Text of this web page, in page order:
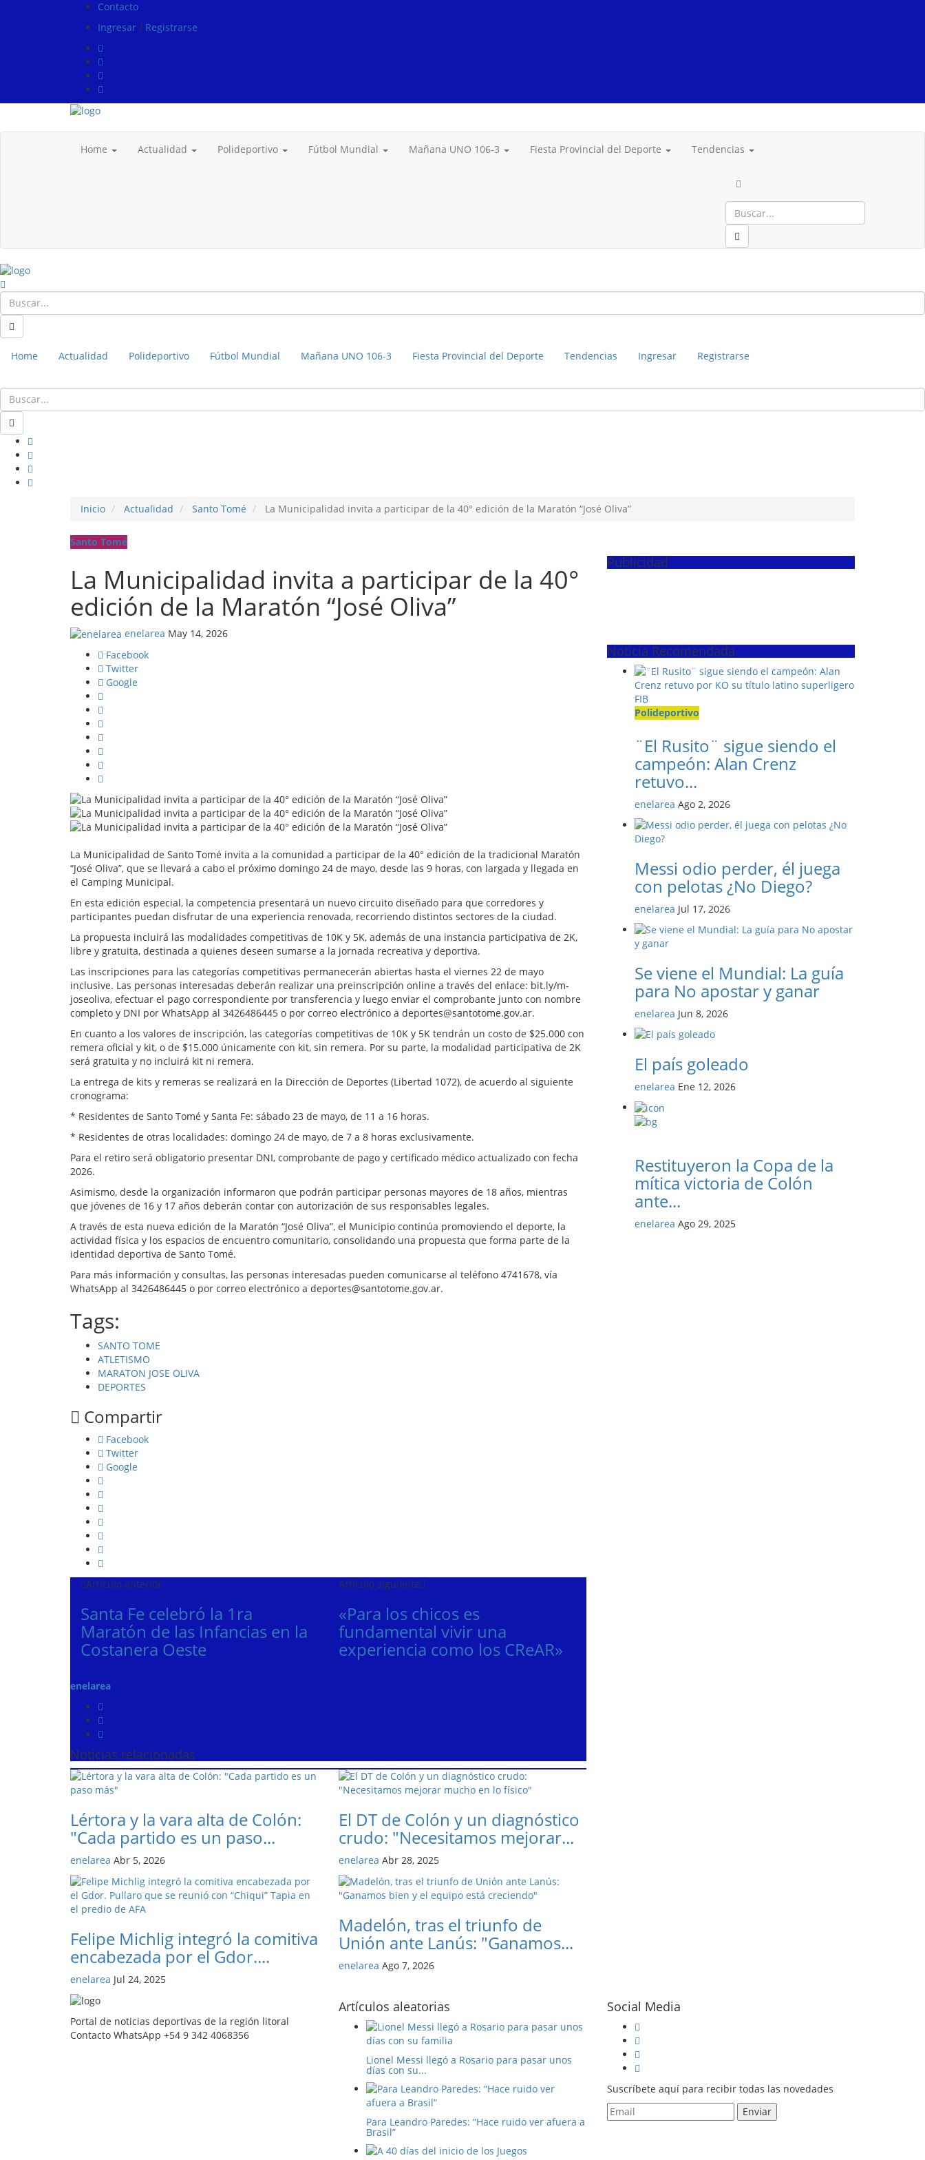
Contacto
Ingresar / Registrarse
Home Actualidad Polideportivo Fútbol Mundial Mañana UNO 106-3 Fiesta Provincial del Deporte Tendencias
Home Actualidad Polideportivo Fútbol Mundial Mañana UNO 106-3 Fiesta Provincial del Deporte Tendencias Ingresar Registrarse
Inicio Actualidad Santo Tomé La Municipalidad invita a participar de la 40° edición de la Maratón “José Oliva”
Santo Tomé
La Municipalidad invita a participar de la 40°
edición de la Maratón “José Oliva”
enelarea May 14, 2026
Facebook
Twitter
Google
La Municipalidad de Santo Tomé invita a la comunidad a participar de la 40° edición de la tradicional Maratón
“José Oliva”, que se llevará a cabo el próximo domingo 24 de mayo, desde las 9 horas, con largada y llegada en
el Camping Municipal.
En esta edición especial, la competencia presentará un nuevo circuito diseñado para que corredores y
participantes puedan disfrutar de una experiencia renovada, recorriendo distintos sectores de la ciudad.
La propuesta incluirá las modalidades competitivas de 10K y 5K, además de una instancia participativa de 2K,
libre y gratuita, destinada a quienes deseen sumarse a la jornada recreativa y deportiva.
Las inscripciones para las categorías competitivas permanecerán abiertas hasta el viernes 22 de mayo
inclusive. Las personas interesadas deberán realizar una preinscripción online a través del enlace: bit.ly/m-
joseoliva, efectuar el pago correspondiente por transferencia y luego enviar el comprobante junto con nombre
completo y DNI por WhatsApp al 3426486445 o por correo electrónico a deportes@santotome.gov.ar.
En cuanto a los valores de inscripción, las categorías competitivas de 10K y 5K tendrán un costo de $25.000 con
remera oficial y kit, o de $15.000 únicamente con kit, sin remera. Por su parte, la modalidad participativa de 2K
será gratuita y no incluirá kit ni remera.
La entrega de kits y remeras se realizará en la Dirección de Deportes (Libertad 1072), de acuerdo al siguiente
cronograma:
* Residentes de Santo Tomé y Santa Fe: sábado 23 de mayo, de 11 a 16 horas.
* Residentes de otras localidades: domingo 24 de mayo, de 7 a 8 horas exclusivamente.
Para el retiro será obligatorio presentar DNI, comprobante de pago y certificado médico actualizado con fecha
2026.
Asimismo, desde la organización informaron que podrán participar personas mayores de 18 años, mientras
que jóvenes de 16 y 17 años deberán contar con autorización de sus responsables legales.
A través de esta nueva edición de la Maratón “José Oliva”, el Municipio continúa promoviendo el deporte, la
actividad física y los espacios de encuentro comunitario, consolidando una propuesta que forma parte de la
identidad deportiva de Santo Tomé.
Para más información y consultas, las personas interesadas pueden comunicarse al teléfono 4741678, vía
WhatsApp al 3426486445 o por correo electrónico a deportes@santotome.gov.ar.
Tags:
SANTO TOME
ATLETISMO
MARATON JOSE OLIVA
DEPORTES
Compartir
Facebook
Twitter
Google
Artículo anterior
Santa Fe celebró la 1ra
Maratón de las Infancias en la
Costanera Oeste
Artículo siguiente
«Para los chicos es
fundamental vivir una
experiencia como los CReAR»
enelarea
Noticias relacionadas
Lértora y la vara alta de Colón:
"Cada partido es un paso...
enelarea Abr 5, 2026
El DT de Colón y un diagnóstico
crudo: "Necesitamos mejorar...
enelarea Abr 28, 2025
Felipe Michlig integró la comitiva
encabezada por el Gdor....
enelarea Jul 24, 2025
Madelón, tras el triunfo de
Unión ante Lanús: "Ganamos...
enelarea Ago 7, 2026
Publicidad
Noticia Recomendada
Polideportivo
¨El Rusito¨ sigue siendo el
campeón: Alan Crenz
retuvo...
enelarea Ago 2, 2026
Messi odio perder, él juega
con pelotas ¿No Diego?
enelarea Jul 17, 2026
Se viene el Mundial: La guía
para No apostar y ganar
enelarea Jun 8, 2026
El país goleado
enelarea Ene 12, 2026
Restituyeron la Copa de la
mítica victoria de Colón
ante...
enelarea Ago 29, 2025
Portal de noticias deportivas de la región litoral
Contacto WhatsApp +54 9 342 4068356
Artículos aleatorias
Lionel Messi llegó a Rosario para pasar unos
días con su...
Para Leandro Paredes: “Hace ruido ver afuera a
Brasil”
Social Media
Suscríbete aquí para recibir todas las novedades